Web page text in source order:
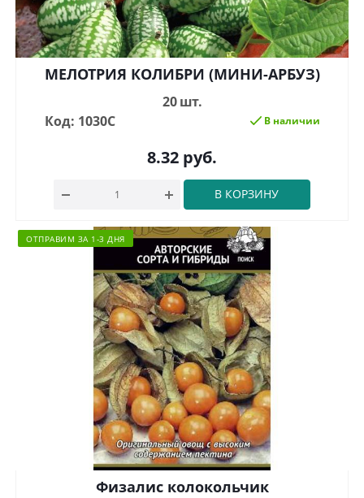
МЕЛОТРИЯ КОЛИБРИ (МИНИ-АРБУЗ)
20 шт.
Код: 1030С
В наличии
8.32 руб.
В КОРЗИНУ
ОТПРАВИМ ЗА 1-3 ДНЯ
Физалис колокольчик